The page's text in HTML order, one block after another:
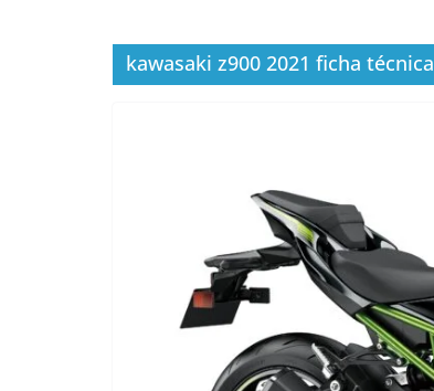
kawasaki z900 2021 ficha técnica